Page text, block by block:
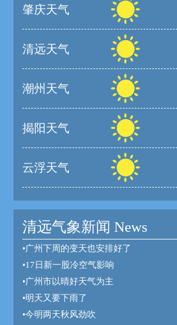
肇庆天气
清远天气
潮州天气
揭阳天气
云浮天气
清远气象新闻 News
•广州下周的变天也安排好了
•17日新一股冷空气影响
•广州市以晴好天气为主
•明天又要下雨了
•今明两天秋风劲吹